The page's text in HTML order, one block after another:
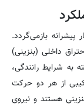
بازمی‌گردد.
داخلی (بنزینی)
به شرایط رانندگی،
از هر دو حرکت
هستند و نیروی